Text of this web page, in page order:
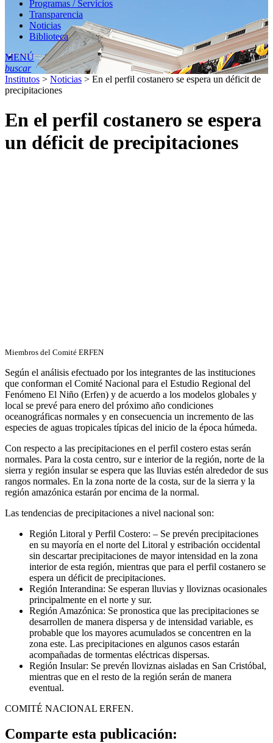
Programas / Servicios
Transparencia
Noticias
Biblioteca
MENÚ
buscar
Institutos > Noticias > En el perfil costanero se espera un déficit de
precipitaciones
En el perfil costanero se espera
un déficit de precipitaciones
Miembros del Comité ERFEN
Según el análisis efectuado por los integrantes de las instituciones
que conforman el Comité Nacional para el Estudio Regional del
Fenómeno El Niño (Erfen) y de acuerdo a los modelos globales y
local se prevé para enero del próximo año condiciones
oceanográficas normales y en consecuencia un incremento de las
especies de aguas tropicales típicas del inicio de la época húmeda.
Con respecto a las precipitaciones en el perfil costero estas serán
normales. Para la costa centro, sur e interior de la región, norte de la
sierra y región insular se espera que las lluvias estén alrededor de sus
rangos normales. En la zona norte de la costa, sur de la sierra y la
región amazónica estarán por encima de la normal.
Las tendencias de precipitaciones a nivel nacional son:
Región Litoral y Perfil Costero: – Se prevén precipitaciones
en su mayoría en el norte del Litoral y estribación occidental
sin descartar precipitaciones de mayor intensidad en la zona
interior de esta región, mientras que para el perfil costanero se
espera un déficit de precipitaciones.
Región Interandina: Se esperan lluvias y lloviznas ocasionales
principalmente en el norte y sur.
Región Amazónica: Se pronostica que las precipitaciones se
desarrollen de manera dispersa y de intensidad variable, es
probable que los mayores acumulados se concentren en la
zona este. Las precipitaciones en algunos casos estarán
acompañadas de tormentas eléctricas dispersas.
Región Insular: Se prevén lloviznas aisladas en San Cristóbal,
mientras que en el resto de la región serán de manera
eventual.
COMITÉ NACIONAL ERFEN.
Comparte esta publicación: